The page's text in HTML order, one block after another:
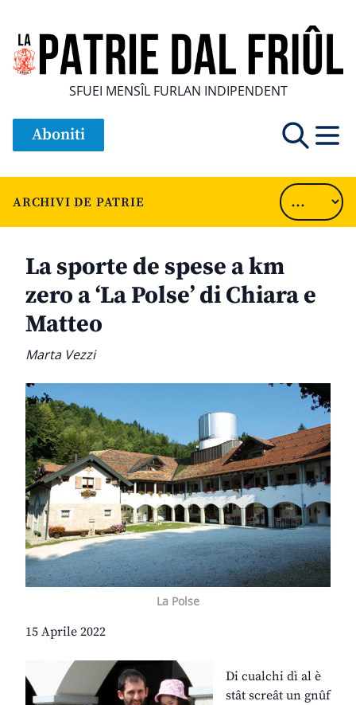
SFUEI MENSÎL FURLAN INDIPENDENT
Aboniti
ARCHIVI DE PATRIE
La sporte de spese a km
zero a ‘La Polse’ di Chiara e
Matteo
Marta Vezzi
La Polse
15 Aprile 2022
Di cualchi dì al è
stât screât un gnûf